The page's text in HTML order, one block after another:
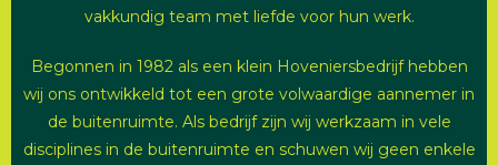
vakkundig team met liefde voor hun werk.
Begonnen in 1982 als een klein Hoveniersbedrijf hebben
wij ons ontwikkeld tot een grote volwaardige aannemer in
de buitenruimte. Als bedrijf zijn wij werkzaam in vele
disciplines in de buitenruimte en schuwen wij geen enkele